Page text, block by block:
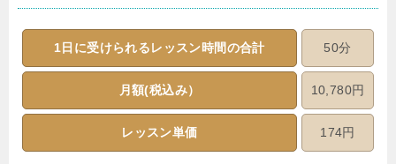
1日に受けられるレッスン時間の合計 50分
月額(税込み） 10,780円
レッスン単価 174円